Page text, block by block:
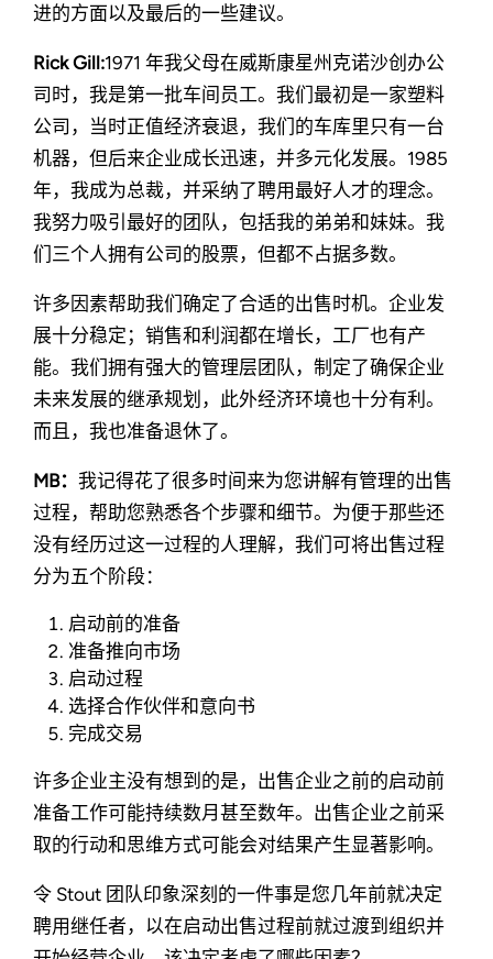
进的方面以及最后的一些建议。
Rick Gill:1971 年我父母在威斯康星州克诺沙创办公
司时，我是第一批车间员工。我们最初是一家塑料
公司，当时正值经济衰退，我们的车库里只有一台
机器，但后来企业成长迅速，并多元化发展。1985
年，我成为总裁，并采纳了聘用最好人才的理念。
我努力吸引最好的团队，包括我的弟弟和妹妹。我
们三个人拥有公司的股票，但都不占据多数。
许多因素帮助我们确定了合适的出售时机。企业发
展十分稳定；销售和利润都在增长，工厂也有产
能。我们拥有强大的管理层团队，制定了确保企业
未来发展的继承规划，此外经济环境也十分有利。
而且，我也准备退休了。
MB： 我记得花了很多时间来为您讲解有管理的出售
过程，帮助您熟悉各个步骤和细节。为便于那些还
没有经历过这一过程的人理解，我们可将出售过程
分为五个阶段：
启动前的准备
准备推向市场
启动过程
选择合作伙伴和意向书
完成交易
许多企业主没有想到的是，出售企业之前的启动前
准备工作可能持续数月甚至数年。出售企业之前采
取的行动和思维方式可能会对结果产生显著影响。
令 Stout 团队印象深刻的一件事是您几年前就决定
聘用继任者，以在启动出售过程前就过渡到组织并